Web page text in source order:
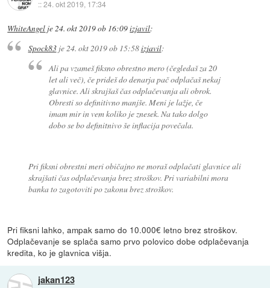
::24. okt 2019, 17:34
WhiteAngel je24. okt 2019 ob 16:09izjavil:
Spock83je24. okt 2019 ob 15:58izjavil:
Ali pa vzameš fiksno obrestno mero (čegledaš za 20
let ali več), če prideš do denarja pač odplačaš nekaj
glavnice. Ali skrajšaš čas odplačevanja ali obrok.
Obresti so definitivno manjše. Meni je lažje, če
imam mir in vem koliko je znesek. Na tako dolgo
dobo se bo definitnivo še inflacija povečala.
Pri fiksni obrestni meri običajno ne moraš odplačati glavnice ali
skrajšati čas odplačevanja brez stroškov. Pri variabilni mora
banka to zagotoviti po zakonu brez stroškov.
Pri fiksni lahko, ampak samo do 10.000€ letno brez stroškov.
Odplačevanje se splača samo prvo polovico dobe odplačevanja
kredita, ko je glavnica višja.
jakan123